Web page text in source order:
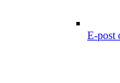
E-post